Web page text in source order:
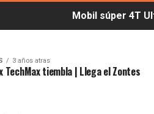
Mobil súper 4T
3 años atras
TechMax tiembla | Llega el Zontes